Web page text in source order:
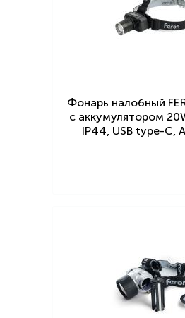
Фонарь налобный
c аккумулятором
IP44, USB type-C,